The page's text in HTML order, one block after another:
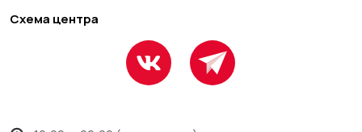
Схема центра